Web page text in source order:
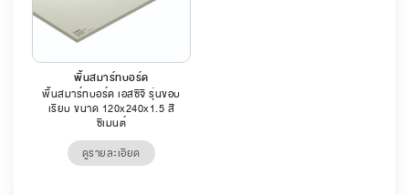
พื้นสมาร์ทบอร์ด
พื้นสมาร์ทบอร์ด เอสซีจี รุ่นขอบ
เรียบ ขนาด 120x240x1.5 สี
ซีเมนต์
ดูรายละเอียด